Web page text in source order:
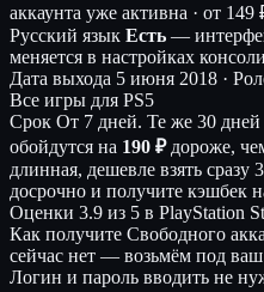
аккаунта уже активна · от 149
Русский язык Есть —
меняется в настройках
Дата выхода 5 июня 2018 ·
Все игры для PS5
Срок От 7 дней. Те же 30
обойдутся на 190 ₽дороже,
длинная, дешевле взять
досрочно и получите кэшбек
Оценки 3.9 из 5 в PlayStation
Как получите Свободного
сейчас нет — возьмём под ваш
Логин и пароль вводить не